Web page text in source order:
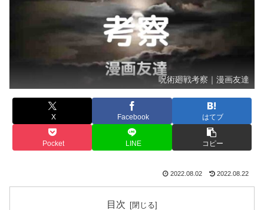
呪術廻戦考察｜漫画友達
X Facebook はてブ
Pocket LINE コピー
2022.08.02 2022.08.22
目次